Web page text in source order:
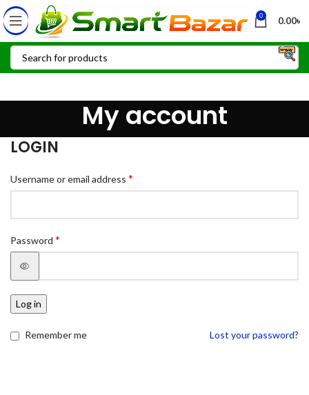
0 0.00৳
My account
LOGIN
Username or email address *
Password *
Log in
Lost your password?
Remember me